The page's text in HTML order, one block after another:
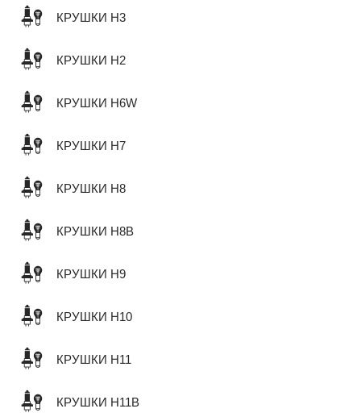
КРУШКИ H3
КРУШКИ H2
КРУШКИ H6W
КРУШКИ H7
КРУШКИ H8
КРУШКИ H8B
КРУШКИ H9
КРУШКИ H10
КРУШКИ H11
КРУШКИ H11B